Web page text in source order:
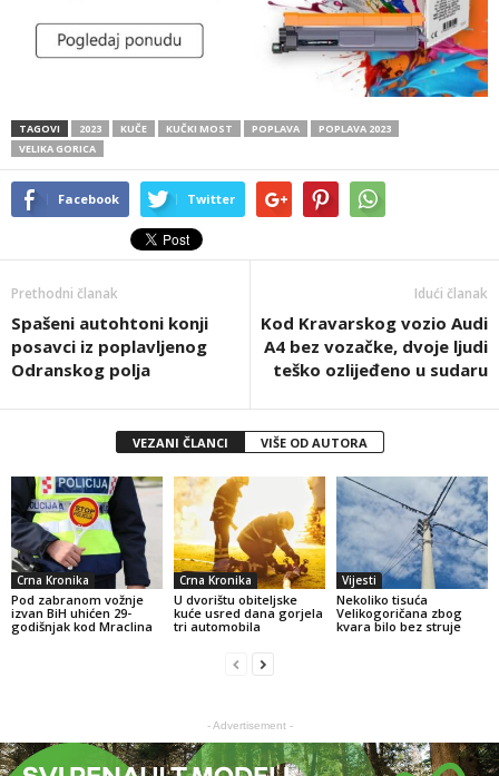
TAGOVI 2023 KUČE KUČKI MOST POPLAVA
POPLAVA 2023
VELIKA GORICA
Facebook Twitter
Prethodni članak
Spašeni autohtoni konji
posavci iz poplavljenog
Odranskog polja
Idući članak
Kod Kravarskog vozio Audi
A4 bez vozačke, dvoje ljudi
teško ozlijeđeno u sudaru
VEZANI ČLANCI VIŠE OD AUTORA
Crna Kronika
Pod zabranom vožnje
izvan BiH uhićen 29-
godišnjak kod Mraclina
Crna Kronika
U dvorištu obiteljske
kuće usred dana gorjela
tri automobila
Vijesti
Nekoliko tisuća
Velikogoričana zbog
kvara bilo bez struje
- Advertisement -